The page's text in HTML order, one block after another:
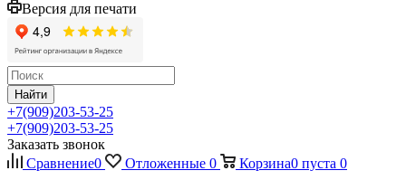
Версия для печати
Найти
+7(909)203-53-25
+7(909)203-53-25
Заказать звонок
Сравнение0 Отложенные 0 Корзина0 пуста 0